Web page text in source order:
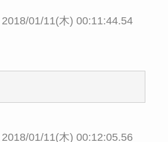
2018/01/11(木) 00:11:44.54
2018/01/11(木) 00:12:05.56